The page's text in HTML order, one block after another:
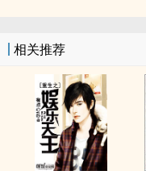
相关推荐